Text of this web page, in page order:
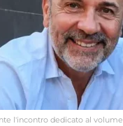
l'incontro dedicato al